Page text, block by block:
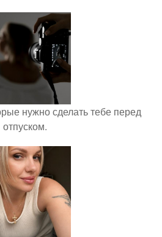
нужно сделать тебе перед
отпуском.